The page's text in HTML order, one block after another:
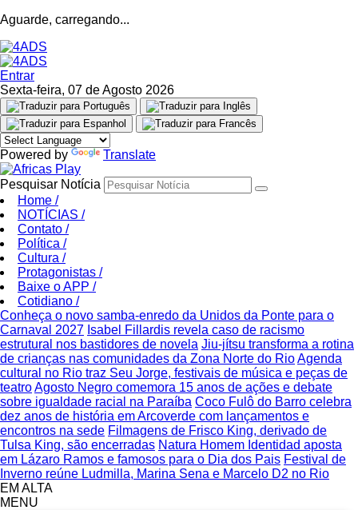
Aguarde, carregando...
Entrar
Sexta-feira, 07 de Agosto 2026
Powered by Translate
Pesquisar Notícia
Home /
NOTÍCIAS /
Contato /
Política /
Cultura /
Protagonistas /
Baixe o APP /
Cotidiano /
Conheça o novo samba-enredo da Unidos da Ponte para o
Carnaval 2027 Isabel Fillardis revela caso de racismo
estrutural nos bastidores de novela Jiu-jítsu transforma a rotina
de crianças nas comunidades da Zona Norte do RioAgenda
cultural no Rio traz Seu Jorge, festivais de música e peças de
teatroAgosto Negro comemora 15 anos de ações e debate
sobre igualdade racial na Paraíba Coco Fulô do Barro celebra
dez anos de história em Arcoverde com lançamentos e
encontros na sede Filmagens de Frisco King, derivado de
Tulsa King, são encerradas Natura Homem Identidad aposta
em Lázaro Ramos e famosos para o Dia dos Pais Festival de
Inverno reúne Ludmilla, Marina Sena e Marcelo D2 no Rio
EM ALTA
MENU